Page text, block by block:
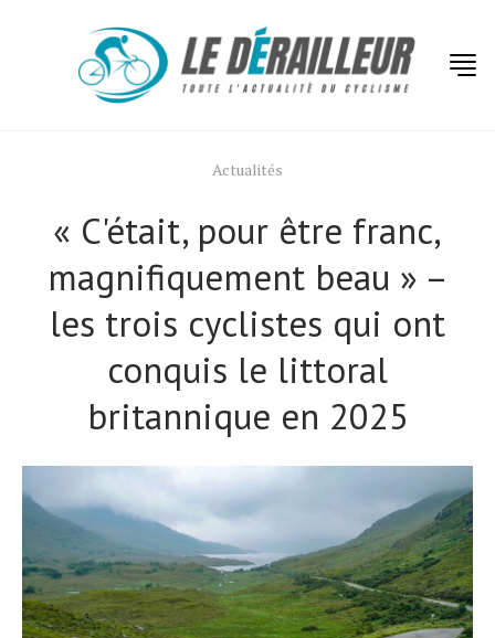
Actualités
« C'était, pour être franc,
magnifiquement beau » –
les trois cyclistes qui ont
conquis le littoral
britannique en 2025